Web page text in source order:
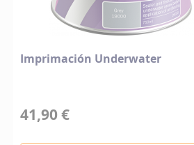
Imprimación Underwater
41,90 €